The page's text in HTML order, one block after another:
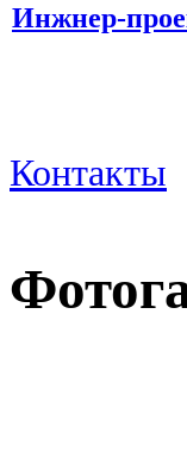
Инжнер-
Контакты